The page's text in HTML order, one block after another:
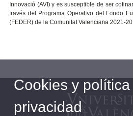
Innovació (AVI) y es susceptible de ser
través del Programa Operativo del Fondo
(FEDER) de la Comunitat Valenciana 2021-
Cookies y política
privacidad